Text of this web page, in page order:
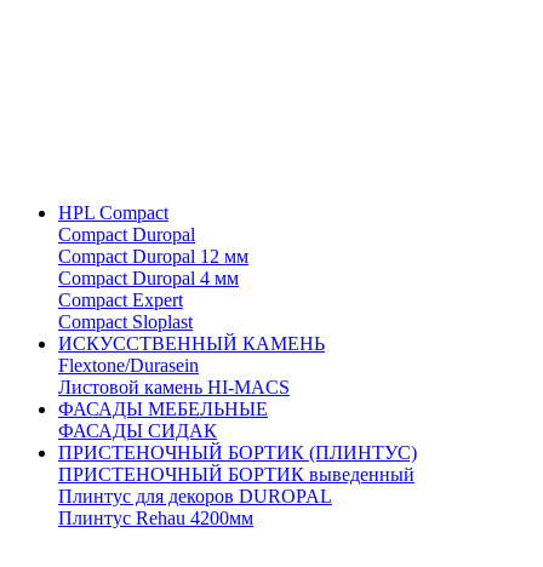
HPL Compact
Compact Duropal
Compact Duropal 12 мм
Compact Duropal 4 мм
Compact Expert
Compact Sloplast
ИСКУССТВЕННЫЙ КАМЕНЬ
Flextone/Durasein
Листовой камень HI-MACS
ФАСАДЫ МЕБЕЛЬНЫЕ
ФАСАДЫ СИДАК
ПРИСТЕНОЧНЫЙ БОРТИК (ПЛИНТУС)
ПРИСТЕНОЧНЫЙ БОРТИК выведенный
Плинтус для декоров DUROPAL
Плинтус Rehau 4200мм